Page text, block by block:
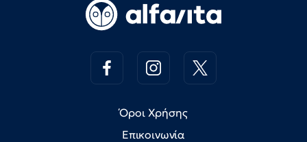
Όροι Χρήσης
Επικοινωνία